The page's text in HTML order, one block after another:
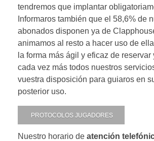
tendremos que implantar
Informaros también que el 58,6% de
abonados disponen ya de
animamos al resto a hacer uso de
la forma más ágil y eficaz de reservar
cada vez más todos nuestros
vuestra disposición para guiaros en
posterior uso.
PROTOCOLOS JUGADORES
Nuestro horario de atención